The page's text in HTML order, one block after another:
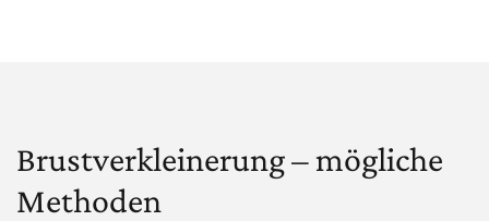
Brustverkleinerung – mögliche
Methoden